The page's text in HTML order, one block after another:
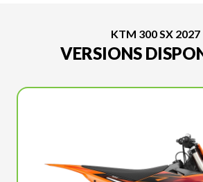
KTM 300 SX 2027
VERSIONS